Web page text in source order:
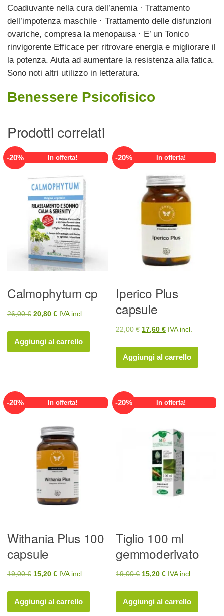
Coadiuvante nella cura dell’anemia · Trattamento
dell’impotenza maschile · Trattamento delle disfunzioni
ovariche, compresa la menopausa · E’ un Tonico
rinvigorente Efficace per ritrovare energia e migliorare il
la potenza. Aiuta ad aumentare la resistenza alla fatica.
Sono noti altri utilizzo in letteratura.
Benessere Psicofisico
Prodotti correlati
-20% In offerta!
Calmophytum cp
26,00€ Il
originale
era:
20,80 €Il
attuale
è:
IVA incl.
Aggiungi al carrello
-20% In offerta!
Iperico Plus
capsule
22,00€ Il
originale
era:
17,60€Il
attuale
è:
IVA incl.
Aggiungi al carrello
-20% In offerta!
Withania Plus 100
capsule
19,00€ Il
originale
era:
15,20 €Il
attuale
è:
IVA incl.
Aggiungi al carrello
-20% In offerta!
Tiglio 100 ml
gemmoderivato
19,00€ Il
originale
era:
15,20€Il
attuale
è:
IVA incl.
Aggiungi al carrello